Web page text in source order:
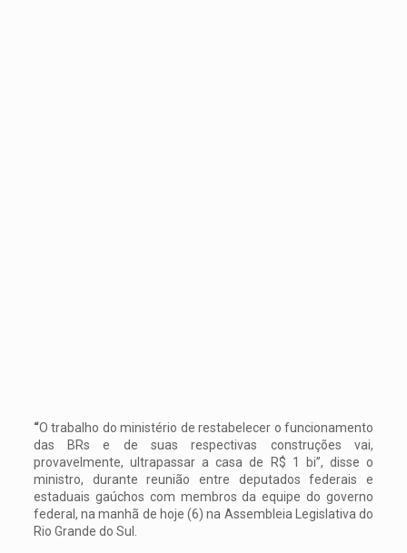
“O trabalho do ministério de restabelecer o funcionamento
das BRs e de suas respectivas construções vai,
provavelmente, ultrapassar a casa de R$ 1 bi”, disse o
ministro, durante reunião entre deputados federais e
estaduais gaúchos com membros da equipe do governo
federal, na manhã de hoje (6) na Assembleia Legislativa do
Rio Grande do Sul.